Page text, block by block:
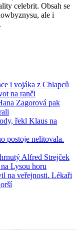
celebrit. Obsah se
ale i
i vojáka z Chlapců
na ranči
Zagorová pak
řekl Klaus na
postoje nelitovala.
Alfred Strejček
Lysou horu
na veřejnosti. Lékaři